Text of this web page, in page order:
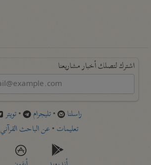
اشترك لتصلك أخبار مشاريعنا
راسلنا •تليجرام •تويتر
تعليمات •عن الباحث القرآني